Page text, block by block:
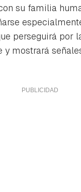
su familia
perseguirá por
y mostrará
enviado